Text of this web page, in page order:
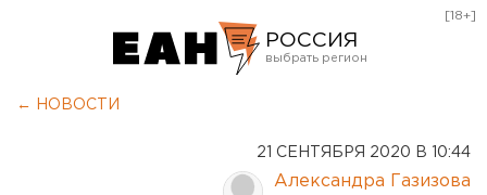
РОССИЯ
[18+]
← НОВОСТИ
21 СЕНТЯБРЯ 2020 В 10:44
Александра Газизова